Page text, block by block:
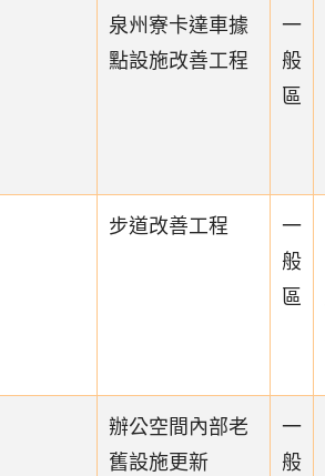
泉州寮卡達車據
點設施改善工程
一
般
區
步道改善工程
一
般
區
辦公空間內部老
舊設施更新
一
般